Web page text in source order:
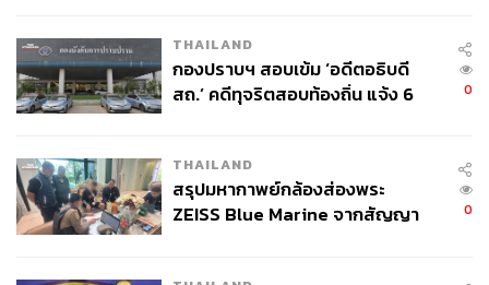
กรุงเทพฯ มาเป็นประเด็นเพื่อให้ผู้สมัครหาทางออก และสร้าง
ความมั่นใจให้กับประชาชนที่กำลังจะโหวตในอีกไม่กี่วันต่อ
จากนั้น และในวันที่ 20 พฤษภาคม ช่อง 3 ก็ได้จัดดีเบตอีกครั้ง
และครั้งนี้ก็ยังคงได้รับการตอบรับที่ดีจากผู้ชม โดยช่อง 3 นั้น
นอกจากนั้นยังมีอีกหลายสำนักข่าวที่มีเอ็นเกจเมนต์สูงใน
ลำดับถัดมา ตัวอย่างเช่น
Thairath (10%) ที่แม้จะเป็นช่องข่าวแต่ก็ยังมีรายกา
THAILAND
กองปราบฯ สอบเข้ม ‘อดีตอธิบดี
สถ.’ คดีทุจริตสอบท้องถิ่น แจ้ง 6
0
THAILAND
สรุปมหากาพย์กล้องส่องพระ
ZEISS Blue Marine จากสัญญา
0